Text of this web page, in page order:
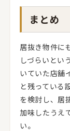
まとめ
居抜き物件に
しづらいとい
いていた店舗
と残っている
を検討し、居
加味したうえ
い。